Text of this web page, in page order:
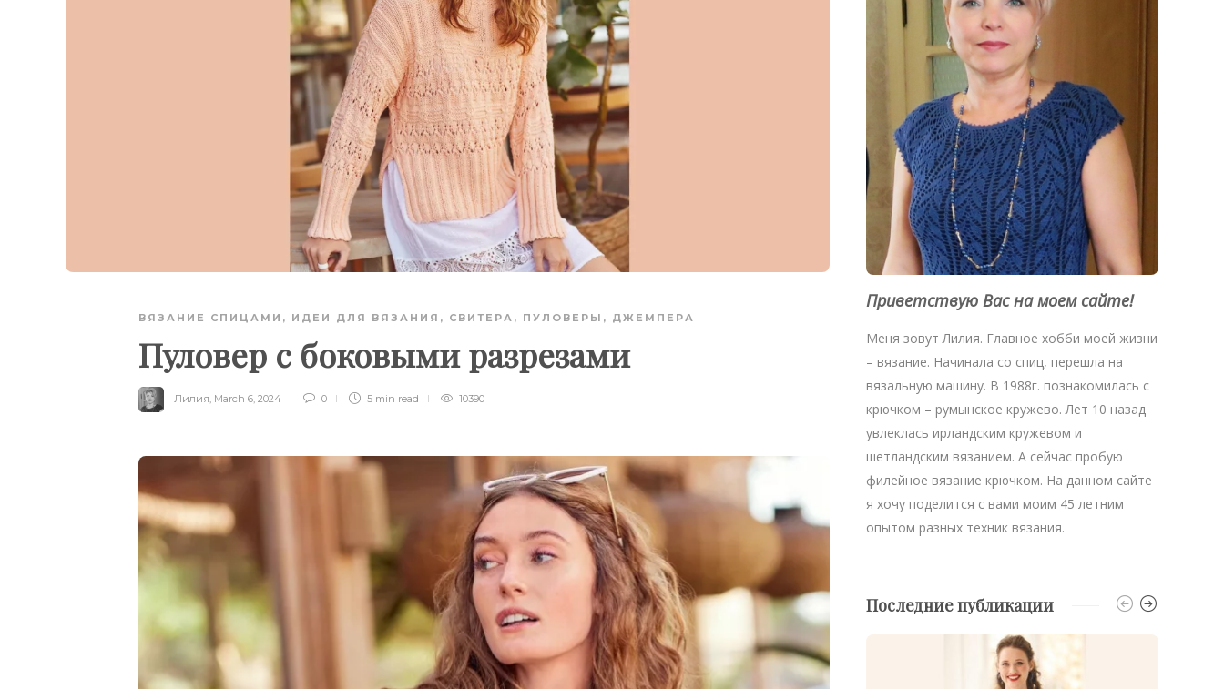
ВЯЗАНИЕ СПИЦАМИ , ИДЕИ ДЛЯ ВЯЗАНИЯ , СВИТЕРА, ПУЛОВЕРЫ, ДЖЕМПЕРА
Пуловер с боковыми разрезами
Лилия, March 6, 2024 0 5 min read 10390
Приветствую Вас на моем сайте!
Меня зовут Лилия. Главное хобби моей жизни
– вязание. Начинала со спиц, перешла на
вязальную машину. В 1988г. познакомилась с
крючком – румынское кружево. Лет 10 назад
увлеклась ирландским кружевом и
шетландским вязанием. А сейчас пробую
филейное вязание крючком. На данном сайте
я хочу поделится с вами моим 45 летним
опытом разных техник вязания.
Последние публикации